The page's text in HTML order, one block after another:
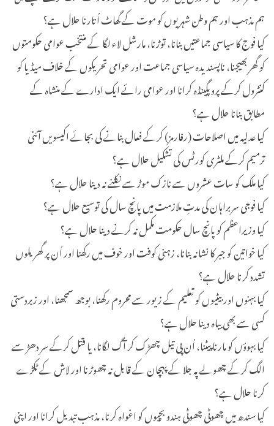
ہم مذہب اور ہم وطن شہریوں کو موت کے گھاٹ اُتارنا حلال ہے؟
کیا فوج کا سیاسی جماعتیں بنانا، توڑنا، مارشل لاء لگا کے منتخب عوامی حکومتوں
کو گھر بھیجنا، ناپسندیدہ سیاسی جماعت اور عوامی تحریکوں کے خلاف میڈیا کو
کنٹرول کرکے پروپگینڈہ کرانا اور عوامی رائے ایک ادارے کے منشاہ کے
مطابق بنانا حلال ہے؟
کیا عدلیہ میں اصلاحات (رفارمز) کرکے فعال بنانے کی بجائے اکیسویں آئنی
ترمیم کرکے ملٹری کورٹس کی تشکیل حلال ہے؟
کیا ملک کو سات عشروں سے نازک موڑ سے نکلنے نہ دینا حلال ہے؟
کیا فوجی سربراہان کی مدتِ ملازمت میں پانچ سال کی توسیع حلال ہے؟
کیا وزیراعظم کو پانچ سال حکومت مکمل نہ کرنے دینا حلال ہے؟
کیا خواتین کو جبر کا نشانہ بنانا، زہنی کوفت اور خوف میں رکھنا اور اُن پر گھریلوں
تشدد کرنا حلال ہے؟
کیا بہنوں اور بیٹیوں کو تعلیم کے زیور سے محروم رکھنا، بوجھ سمجھنا، اور زبردستی
کسی سے بھی بیاہ دینا حلال ہے؟
کیا بہوؤں کو مارنا پیٹنا، اُن پی تیل چھڑک کر آگ لگانا، یا قتل کرکے سر دھڑ سے
الگ کرکے چھولے پہ جلا کے پہچان کے قابل نہ چھوڑنا اور لاش کے ٹکڑے
کرنا حلال ہے؟
کیا سندھ میں چھوٹی چھوٹی ہندو بچیوں کو اغواہ کرنا، مذہب تبدیل کرانا اور اپنی